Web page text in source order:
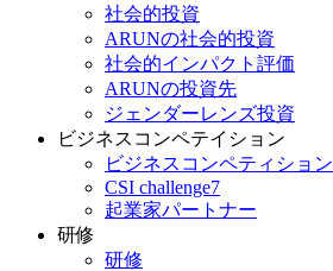
社会的投資
ARUNの社会的投資
社会的インパクト評価
ARUNの投資先
ジェンダーレンズ投資
ビジネスコンペテイション
ビジネスコンペティション
CSI challenge7
起業家パートナー
研修
研修